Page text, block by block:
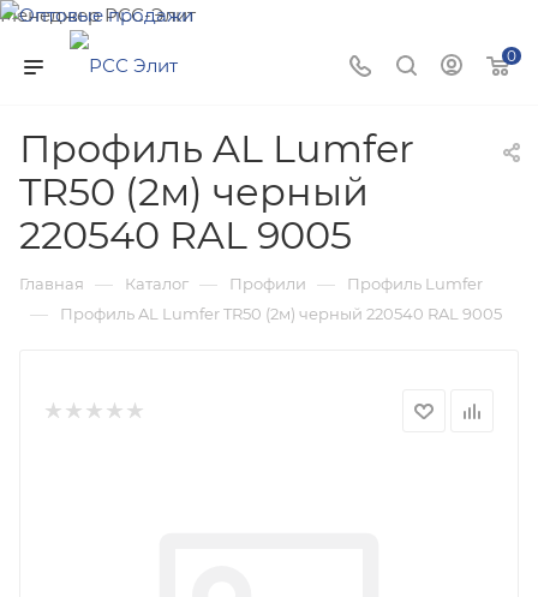
Менеджер РСС-Элит
Напишите нам и мы поможем подобрать товар именно
для Вас!
0
Профиль AL Lumfer
TR50 (2м) черный
220540 RAL 9005
Главная — Каталог — Профили — Профиль Lumfer
— Профиль AL Lumfer TR50 (2м) черный 220540 RAL 9005